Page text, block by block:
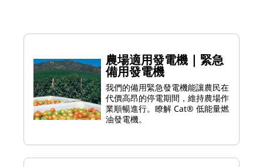
農場適用發電機 | 緊急
備用發電機
我們的備用緊急發電機能讓農民在
代價高昂的停電期間，維持農場作
業順暢進行。瞭解 Cat® 低能量燃
油發電機。